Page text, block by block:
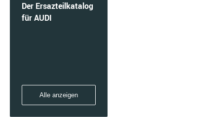
Der Ersazteilkatalog
für AUDI
Alle anzeigen